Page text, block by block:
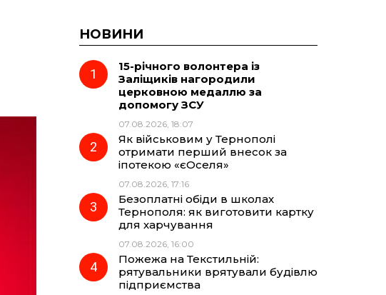
НОВИНИ
15-річного волонтера із
Заліщиків нагородили
церковною медаллю за
допомогу ЗСУ
07.08.2026, 18:07
Як військовим у Тернополі
отримати перший внесок за
іпотекою «єОселя»
07.08.2026, 17:16
Безоплатні обіди в школах
Тернополя: як виготовити картку
для харчування
07.08.2026, 16:00
Пожежа на Текстильній:
рятувальники врятували будівлю
підприємства